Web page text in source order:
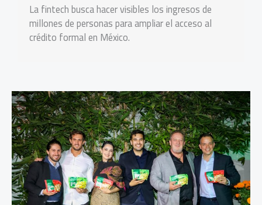
La fintech busca hacer visibles los ingresos de
millones de personas para ampliar el acceso al
crédito formal en México.